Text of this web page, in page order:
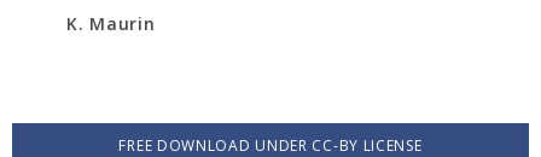
K. Maurin
FREE DOWNLOAD UNDER CC-BY LICENSE